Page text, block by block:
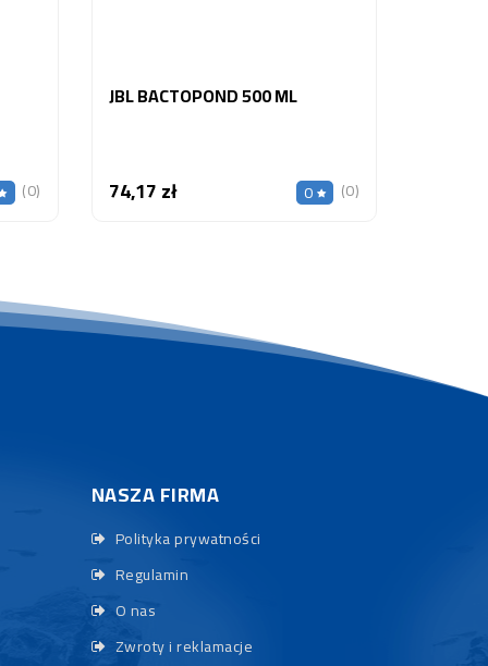
(0)
JBL BACTOPOND 500 ML
74,17 złCena 0 (0)
NASZA FIRMA
Polityka prywatności
Regulamin
O nas
Zwroty i reklamacje